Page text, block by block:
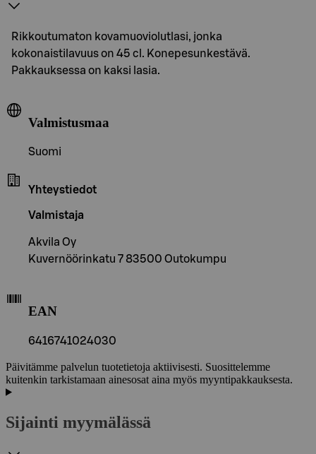
Rikkoutumaton kovamuoviolutlasi, jonka
kokonaistilavuus on 45 cl. Konepesunkestävä.
Pakkauksessa on kaksi lasia.
Valmistusmaa
Suomi
Yhteystiedot
Valmistaja
Akvila Oy
Kuvernöörinkatu 7 83500 Outokumpu
EAN
6416741024030
Päivitämme palvelun tuotetietoja aktiivisesti. Suosittelemme
kuitenkin tarkistamaan ainesosat aina myös myyntipakkauksesta.
Sijainti myymälässä